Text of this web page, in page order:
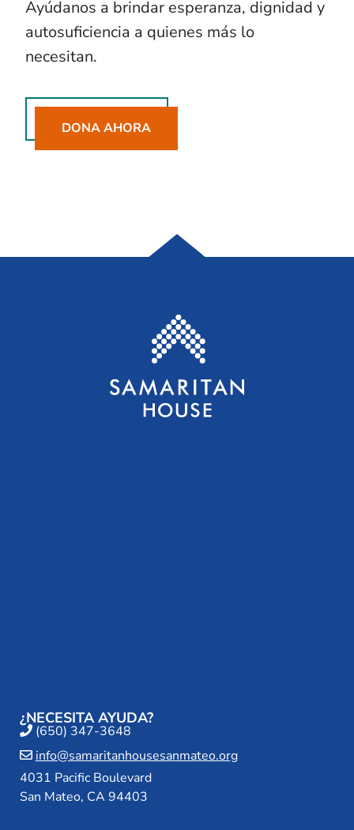
Ayúdanos a brindar esperanza, dignidad y
autosuficiencia a quienes más lo
necesitan.
DONA AHORA
¿NECESITA AYUDA?
(650) 347-3648
info@samaritanhousesanmateo.org
4031 Pacific Boulevard
San Mateo, CA 94403